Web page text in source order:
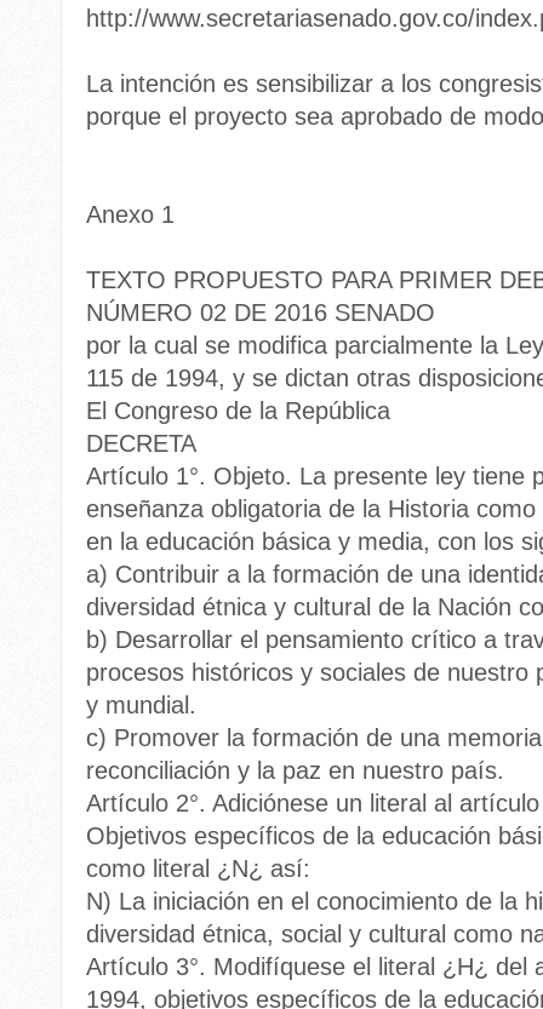
http://www.secretariasenado.gov.co/
La intención es sensibilizar a los
porque el proyecto sea aprobado de
Anexo 1
TEXTO PROPUESTO PARA PRIMER
NÚMERO 02 DE 2016 SENADO
por la cual se modifica parcialmente la
115 de 1994, y se dictan otras
El Congreso de la República
DECRETA
Artículo 1°. Objeto. La presente ley tiene
enseñanza obligatoria de la Historia
en la educación básica y media, con los
a) Contribuir a la formación de una
diversidad étnica y cultural de la Nación
b) Desarrollar el pensamiento crítico a
procesos históricos y sociales de
y mundial.
c) Promover la formación de una
reconciliación y la paz en nuestro país.
Artículo 2°. Adiciónese un literal al
Objetivos específicos de la educación
como literal ¿N¿ así:
N) La iniciación en el conocimiento de la
diversidad étnica, social y cultural como
Artículo 3°. Modifíquese el literal ¿H¿ del
1994, objetivos específicos de la